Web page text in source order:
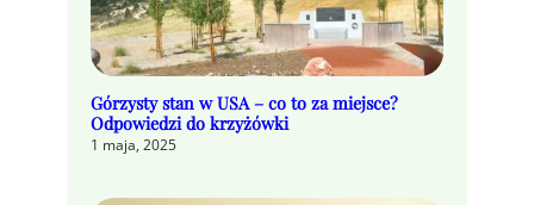
Górzysty stan w USA – co to za miejsce?
Odpowiedzi do krzyżówki
1 maja, 2025